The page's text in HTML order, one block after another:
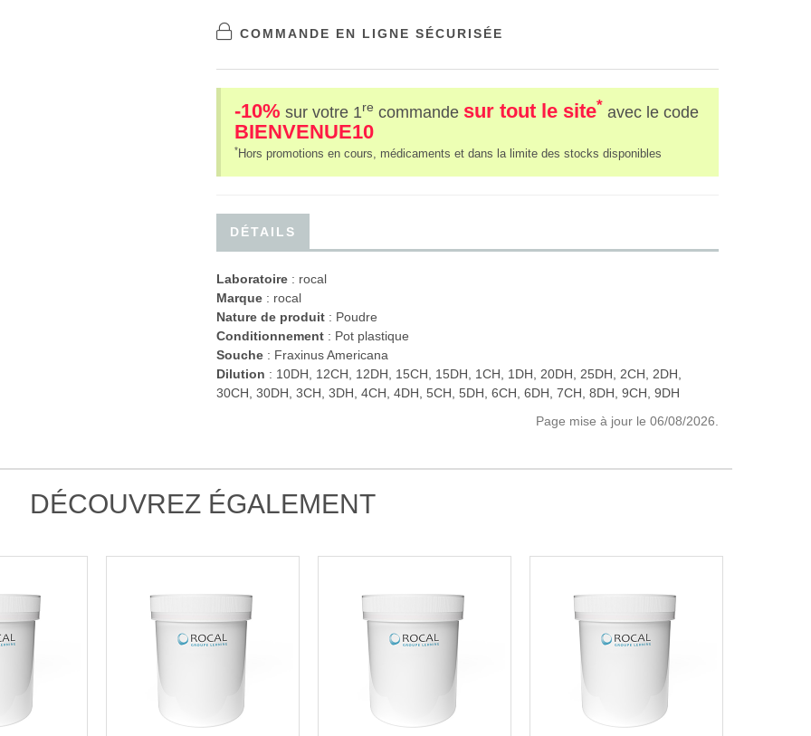
COMMANDE EN LIGNE SÉCURISÉE
-10% sur votre 1re commande sur tout le site* avec le code
BIENVENUE10
*Hors promotions en cours, médicaments et dans la limite des stocks disponibles
DÉTAILS
Laboratoire : rocal
Marque : rocal
Nature de produit : Poudre
Conditionnement : Pot plastique
Souche : Fraxinus Americana
Dilution : 10DH, 12CH, 12DH, 15CH, 15DH, 1CH, 1DH, 20DH, 25DH, 2CH, 2DH,
30CH, 30DH, 3CH, 3DH, 4CH, 4DH, 5CH, 5DH, 6CH, 6DH, 7CH, 8DH, 9CH, 9DH
Page mise à jour le 06/08/2026.
DÉCOUVREZ ÉGALEMENT